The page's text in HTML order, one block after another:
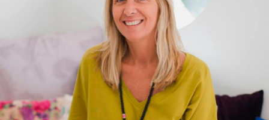
GASTRONOMÍA
ARTE & CULTURA
MÚSICA
DÓNDE IR